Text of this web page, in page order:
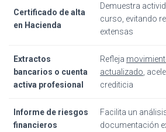
Certificado de alta
en Hacienda
Demuestra
curso, evitando
extensas
Extractos
bancarios o cuenta
activa profesional
Refleja
actualizado ,
crediticia
Informe de riesgos
financieros
Facilita un
documentación